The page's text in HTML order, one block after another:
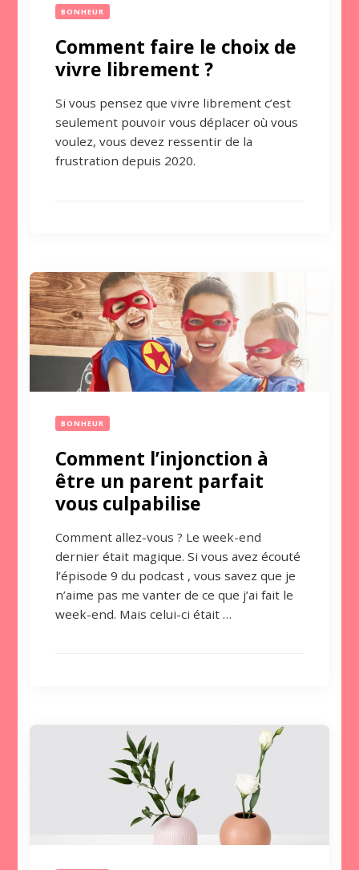
BONHEUR
Comment faire le choix de
vivre librement ?
Si vous pensez que vivre librement c’est
seulement pouvoir vous déplacer où vous
voulez, vous devez ressentir de la
frustration depuis 2020.
BONHEUR
Comment l’injonction à
être un parent parfait
vous culpabilise
Comment allez-vous ? Le week-end
dernier était magique. Si vous avez écouté
l’épisode 9 du podcast , vous savez que je
n’aime pas me vanter de ce que j’ai fait le
week-end. Mais celui-ci était …